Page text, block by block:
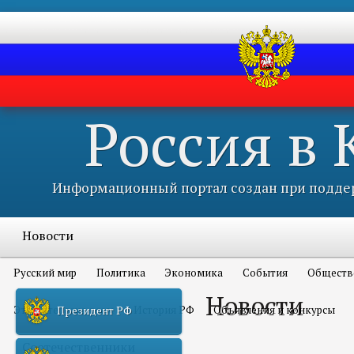
Россия в
Информационный портал создан при
Новости
Русский мир Политика Экономика События
Это интересно всем История РФ Объявления и конкурсы
Соотечественники
Президент РФ Новости